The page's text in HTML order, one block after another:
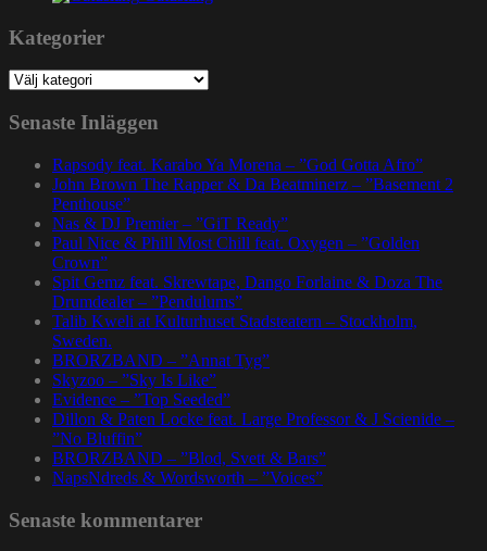
Kategorier
Kategorier
Senaste Inläggen
Rapsody feat. Karabo Ya Morena – ”God Gotta Afro”
John Brown The Rapper & Da Beatminerz – ”Basement 2
Penthouse”
Nas & DJ Premier – ”GiT Ready”
Paul Nice & Phill Most Chill feat. Oxygen – ”Golden
Crown”
Spit Gemz feat. Skrewtape, Dango Forlaine & Doza The
Drumdealer – ”Pendulums”
Talib Kweli at Kulturhuset Stadsteatern – Stockholm,
Sweden.
BRORZBAND – ”Annat Tyg”
Skyzoo – ”Sky Is Like”
Evidence – ”Top Seeded”
Dillon & Paten Locke feat. Large Professor & J Scienide –
”No Bluffin”
BRORZBAND – ”Blod, Svett & Bars”
NapsNdreds & Wordsworth – ”Voices”
Senaste kommentarer